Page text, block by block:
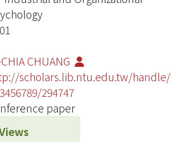
CHUANG
scholars.lib.ntu.edu.tw/handle/
294747
paper